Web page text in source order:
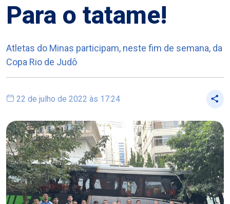
Para o tatame!
Atletas do Minas participam, neste fim de semana, da
Copa Rio de Judô
22 de julho de 2022 às 17:24